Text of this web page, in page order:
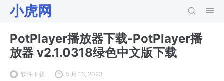
小虎网
PotPlayer播放器下载-PotPlayer播
放器 v2.1.0318绿色中文版下载
软件下载 5 月 16, 2023